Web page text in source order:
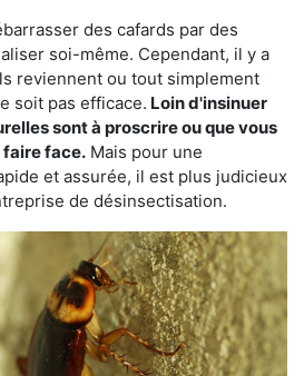
des cafards par des
soi-même. Cependant, il y a
reviennent ou tout simplement
soit pas efficace. Loin d'insinuer
sont à proscrire ou que vous
faire face. Mais pour une
et assurée, il est plus judicieux
de désinsectisation.